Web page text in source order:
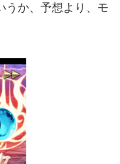
うか、予想より、モ